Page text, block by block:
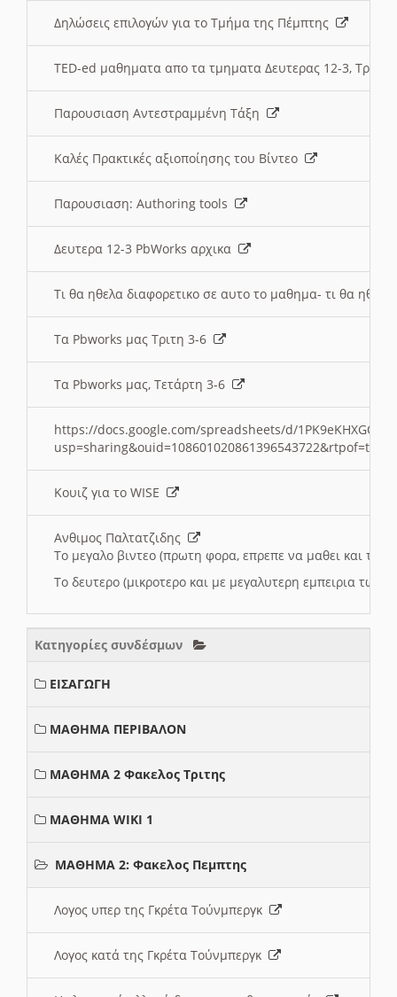
Δηλώσεις επιλογών για το Τμήμα της Πέμπτης
TED-ed μαθηματα απο τα τμηματα Δευτερας 12-3,
Παρουσιαση Αντεστραμμένη Τάξη
Καλές Πρακτικές αξιοποίησης του Βίντεο
Παρουσιαση: Authoring tools
Δευτερα 12-3 PbWorks αρχικα
Τι θα ηθελα διαφορετικο σε αυτο το μαθημα- τι θα
Τα Pbworks μας Τριτη 3-6
Τα Pbworks μας, Τετάρτη 3-6
https://docs.google.com/spreadsheets/d/
Κουιζ για το WISE
Ανθιμος Παλτατζιδης
Το μεγαλο βιντεο (πρωτη φορα, επρεπε να μαθει και το
Το δευτερο (μικροτερο και με μεγαλυτερη εμπειρια
Κατηγορίες συνδέσμων
ΕΙΣΑΓΩΓΗ
ΜΑΘΗΜΑ ΠΕΡΙΒΑΛΟΝ
ΜΑΘΗΜΑ 2 Φακελος Τριτης
ΜΑΘΗΜΑ WIKI 1
ΜΑΘΗΜΑ 2: Φακελος Πεμπτης
Λογος υπερ της Γκρέτα Τούνμπεργκ
Λογος κατά της Γκρέτα Τούνμπεργκ